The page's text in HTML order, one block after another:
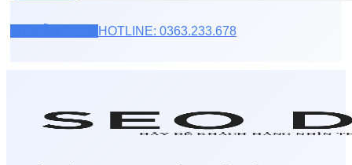
HOTLINE: 0363.233.678